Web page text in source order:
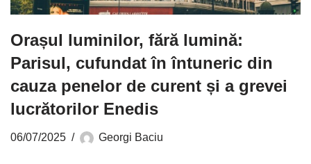
Orașul luminilor, fără lumină:
Parisul, cufundat în întuneric din
cauza penelor de curent și a grevei
lucrătorilor Enedis
06/07/2025 Georgi Baciu